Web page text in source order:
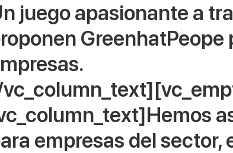
juego apasionante a
GreenhatPeope
empresas del sector,